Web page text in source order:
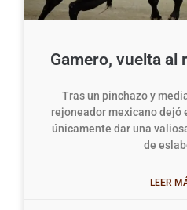
Gamero, vuelta al
Tras un pinchazo y
rejoneador mexicano dejó
únicamente dar una
de
LEER